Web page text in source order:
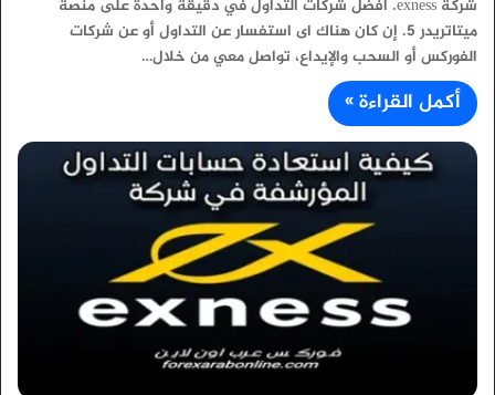
شركة exness. افضل شركات التداول في دقيقة واحدة على منصة
ميتاتريدر 5. إن كان هناك اى استفسار عن التداول أو عن شركات
الفوركس أو السحب والإيداع، تواصل معي من خلال…
أكمل القراءة »